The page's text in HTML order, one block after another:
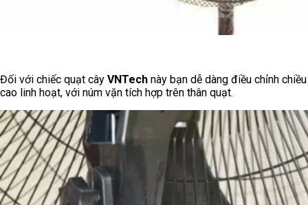
Đối với chiếc quạt cây VNTech này bạn dễ dàng điều chỉnh chiều
cao linh hoạt, với núm vặn tích hợp trên thân quạt.